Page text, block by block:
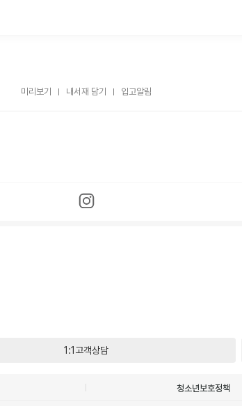
미리보기 내서재 담기 입고알림
1:1고객상담
청소년보호정책